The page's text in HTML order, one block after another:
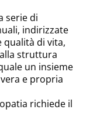
serie di
indirizzate
qualità di vita,
struttura
un insieme
e propria
richiede il